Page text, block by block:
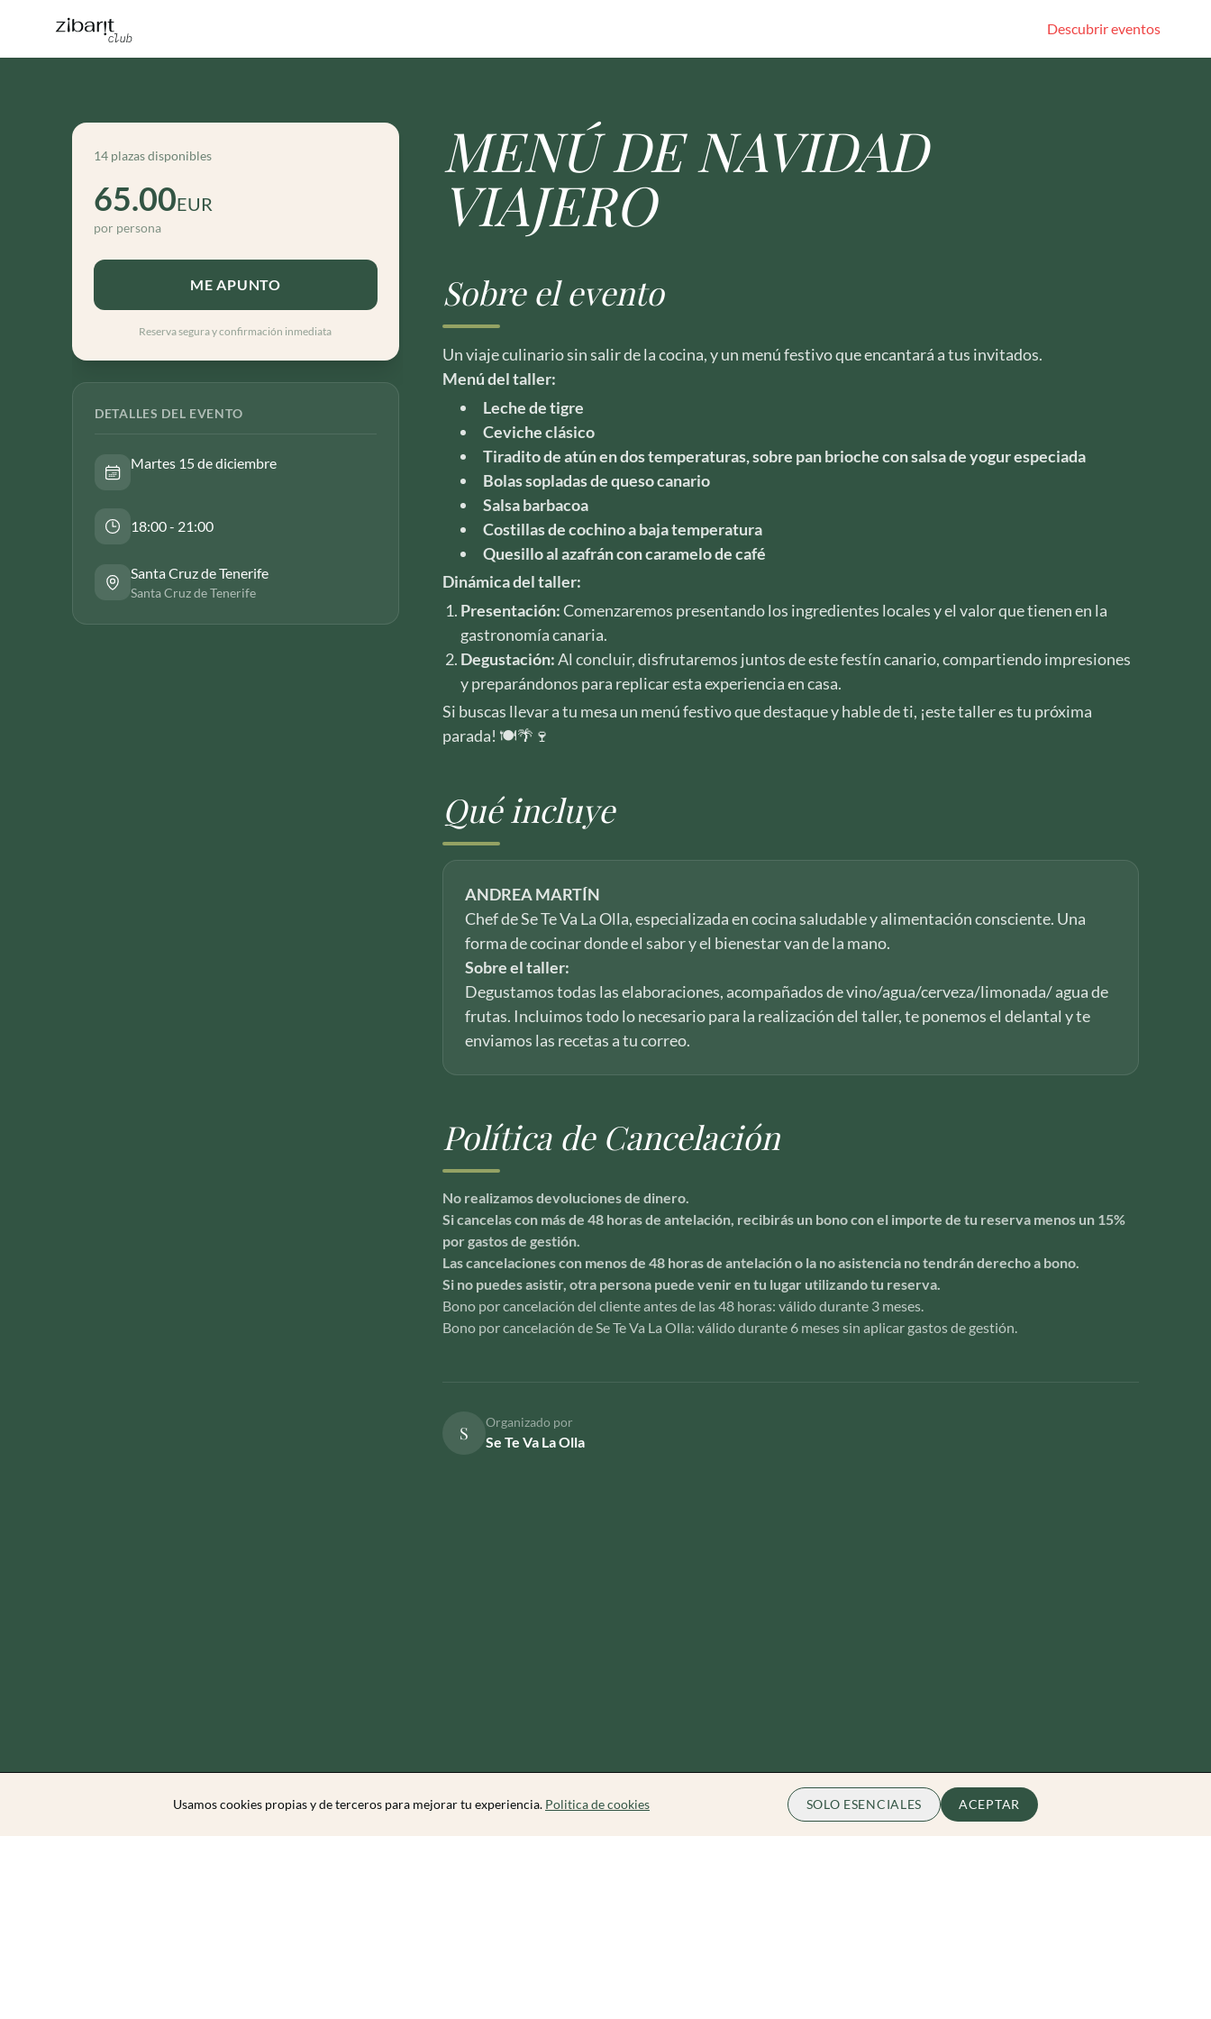
Descubrir eventos
14 plazas disponibles
65.00EUR
por persona
ME APUNTO
Reserva segura y confirmación inmediata
DETALLES DEL EVENTO
Martes 15 de diciembre
18:00 - 21:00
Santa Cruz de Tenerife
Santa Cruz de Tenerife
MENÚ DE NAVIDAD
VIAJERO
Sobre el evento
Un viaje culinario sin salir de la cocina, y un menú festivo que encantará a tus invitados.
Menú del taller:
Leche de tigre
Ceviche clásico
Tiradito de atún en dos temperaturas, sobre pan brioche con salsa de yogur especiada
Bolas sopladas de queso canario
Salsa barbacoa
Costillas de cochino a baja temperatura
Quesillo al azafrán con caramelo de café
Dinámica del taller:
Presentación:Comenzaremos presentando los ingredientes locales y el valor que tienen en la
gastronomía canaria.
Degustación:Al concluir, disfrutaremos juntos de este festín canario, compartiendo impresiones
y preparándonos para replicar esta experiencia en casa.
Si buscas llevar a tu mesa un menú festivo que destaque y hable de ti, ¡este taller es tu próxima
parada! 🍽️🌴🍷
Qué incluye
ANDREA MARTÍN
Chef de Se Te Va La Olla, especializada en cocina saludable y alimentación consciente. Una
forma de cocinar donde el sabor y el bienestar van de la mano.
Sobre el taller:
Degustamos todas las elaboraciones, acompañados de vino/agua/cerveza/limonada/ agua de
frutas. Incluimos todo lo necesario para la realización del taller, te ponemos el delantal y te
enviamos las recetas a tu correo.
Política de Cancelación
No realizamos devoluciones de dinero.
Si cancelas con más de 48 horas de antelación, recibirás un bono con el importe de tu reserva menos un 15%
por gastos de gestión.
Las cancelaciones con menos de 48 horas de antelación o la no asistencia no tendrán derecho a bono.
Si no puedes asistir, otra persona puede venir en tu lugar utilizando tu reserva.
Bono por cancelación del cliente antes de las 48 horas: válido durante 3 meses.
Bono por cancelación de Se Te Va La Olla: válido durante 6 meses sin aplicar gastos de gestión.
S
Organizado por
Se Te Va La Olla
Usamos cookies propias y de terceros para mejorar tu experiencia. Politica de cookies SOLO ESENCIALES ACEPTAR